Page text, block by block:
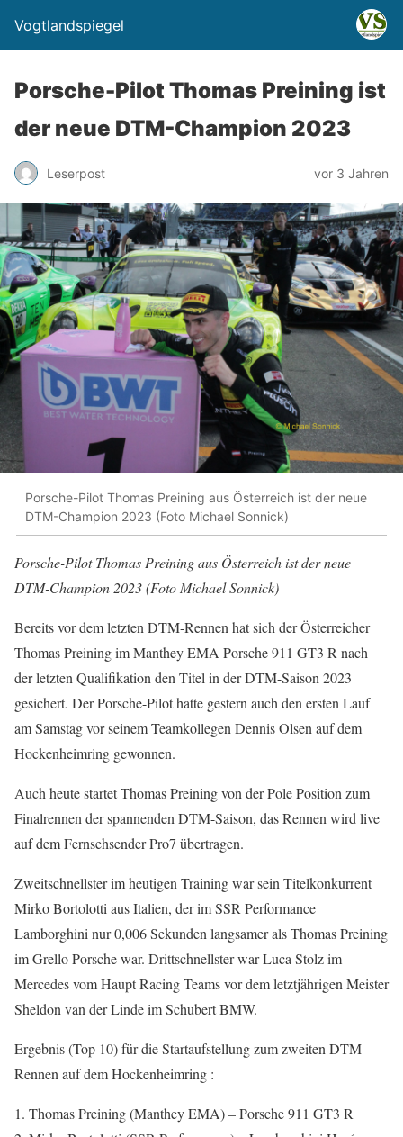
Vogtlandspiegel
Porsche-Pilot Thomas Preining ist
der neue DTM-Champion 2023
Leserpost vor 3 Jahren
Porsche-Pilot Thomas Preining aus Österreich ist der neue
DTM-Champion 2023 (Foto Michael Sonnick)
Porsche-Pilot Thomas Preining aus Österreich ist der neue
DTM-Champion 2023 (Foto Michael Sonnick)
Bereits vor dem letzten DTM-Rennen hat sich der Österreicher
Thomas Preining im Manthey EMA Porsche 911 GT3 R nach
der letzten Qualifikation den Titel in der DTM-Saison 2023
gesichert. Der Porsche-Pilot hatte gestern auch den ersten Lauf
am Samstag vor seinem Teamkollegen Dennis Olsen auf dem
Hockenheimring gewonnen.
Auch heute startet Thomas Preining von der Pole Position zum
Finalrennen der spannenden DTM-Saison, das Rennen wird live
auf dem Fernsehsender Pro7 übertragen.
Zweitschnellster im heutigen Training war sein Titelkonkurrent
Mirko Bortolotti aus Italien, der im SSR Performance
Lamborghini nur 0,006 Sekunden langsamer als Thomas Preining
im Grello Porsche war. Drittschnellster war Luca Stolz im
Mercedes vom Haupt Racing Teams vor dem letztjährigen Meister
Sheldon van der Linde im Schubert BMW.
Ergebnis (Top 10) für die Startaufstellung zum zweiten DTM-
Rennen auf dem Hockenheimring :
Thomas Preining (Manthey EMA) – Porsche 911 GT3 R